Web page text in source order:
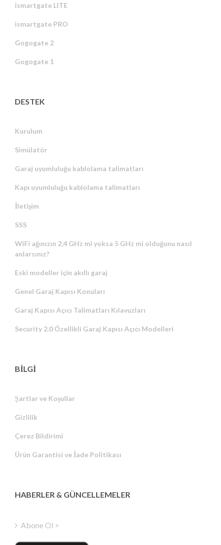
ismartgate LITE
ismartgate PRO
Gogogate 2
Gogogate 1
DESTEK
Kurulum
Simülatör
Garaj uyumluluğu kablolama talimatları
Kapı uyumluluğu kablolama talimatları
İletişim
SSS
WiFi ağınızın 2,4 GHz mi yoksa 5 GHz mi olduğunu nasıl
anlarsınız?
Eski modeller için akıllı garaj
Genel Garaj Kapısı Konuları
Garaj Kapısı Açıcı Talimatları Kılavuzları
Security 2.0 Özellikli Garaj Kapısı Açıcı Modelleri
BİLGİ
Şartlar ve Koşullar
Gizlilik
Çerez Bildirimi
Ürün Garantisi ve İade Politikası
HABERLER & GÜNCELLEMELER
Abone Ol >